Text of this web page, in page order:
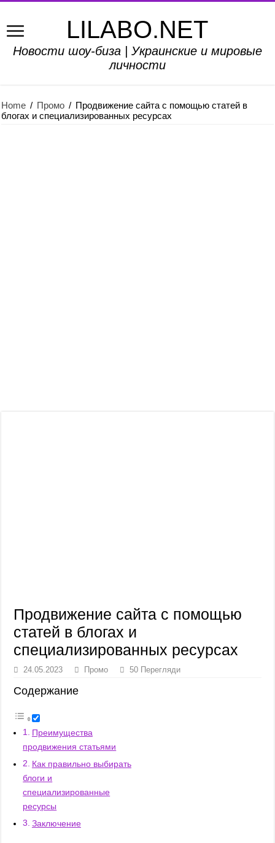
LILABO.NET
Новости шоу-биза | Украинские и мировые
личности
Home / Промо / Продвижение сайта с помощью статей в
блогах и специализированных ресурсах
Продвижение сайта с помощью
статей в блогах и
специализированных ресурсах
24.05.2023 Промо 50 Перегляди
Содержание
Преимущества
продвижения статьями
Как правильно выбирать
блоги и
специализированные
ресурсы
Заключение